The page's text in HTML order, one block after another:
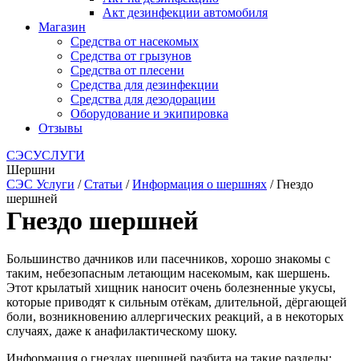
Акт дезинфекции автомобиля
Магазин
Средства от насекомых
Средства от грызунов
Средства от плесени
Средства для дезинфекции
Средства для дезодорации
Оборудование и экипировка
Отзывы
СЭСУСЛУГИ
Шершни
СЭС Услуги /Статьи /Информация о шершнях / Гнездо
шершней
Гнездо шершней
Большинство дачников или пасечников, хорошо знакомы с
таким, небезопасным летающим насекомым, как шершень.
Этот крылатый хищник наносит очень болезненные укусы,
которые приводят к сильным отёкам, длительной, дёргающей
боли, возникновению аллергических реакций, а в некоторых
случаях, даже к анафилактическому шоку.
Информация о гнездах шершней разбита на такие разделы: